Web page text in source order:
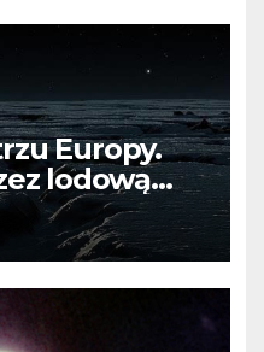
Europy.
lodową